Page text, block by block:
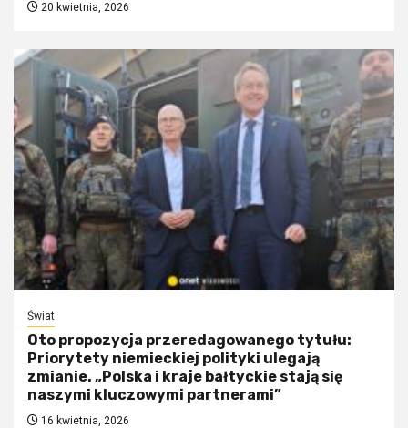
20 kwietnia, 2026
Świat
Oto propozycja przeredagowanego tytułu:
Priorytety niemieckiej polityki ulegają
zmianie. „Polska i kraje bałtyckie stają się
naszymi kluczowymi partnerami”
16 kwietnia, 2026